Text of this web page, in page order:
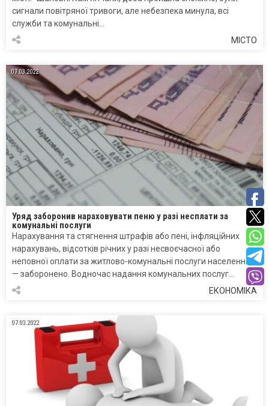
сигнали повітряної тривоги, але небезпека минула, всі
служби та комунальні…
МІСТО
07.03.2022
Уряд заборонив нараховувати пеню у разі несплати за
комунальні послуги
Нарахування та стягнення штрафів або пені, інфляційних
нарахувань, відсотків річних у разі несвоєчасної або
неповної оплати за житлово-комунальні послуги населенням
— заборонено. Водночас надання комунальних послуг…
ЕКОНОМІКА
07.03.2022